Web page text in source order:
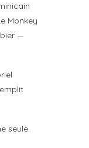
Monkey
—
seule.